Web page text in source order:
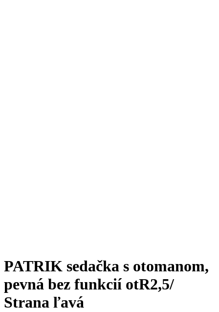
PATRIK sedačka s otomanom,
pevná bez funkcií otR2,5/
Strana ľavá